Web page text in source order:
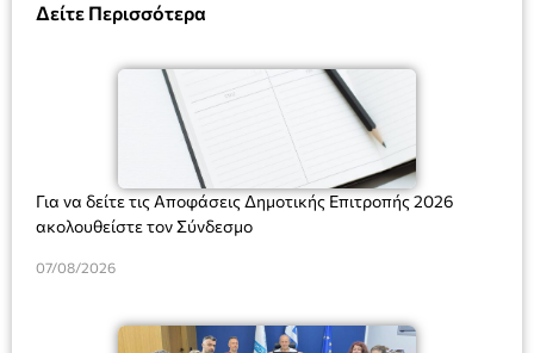
Δείτε Περισσότερα
Για να δείτε τις Αποφάσεις Δημοτικής Επιτροπής 2026
ακολουθείστε τον Σύνδεσμο
07/08/2026